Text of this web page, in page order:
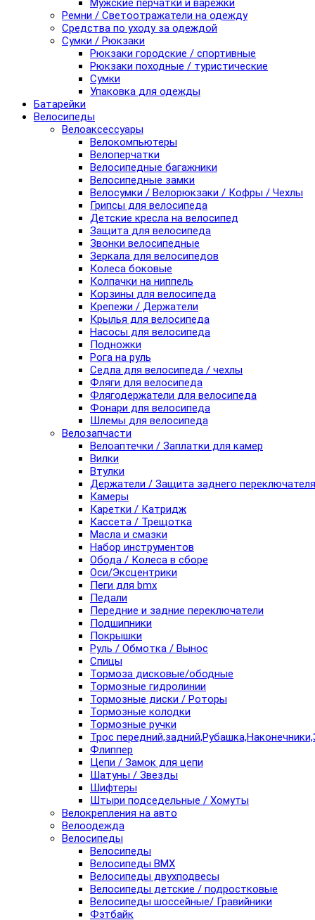
Мужские перчатки и варежки
Ремни / Светоотражатели на одежду
Средства по уходу за одеждой
Сумки / Рюкзаки
Рюкзаки городские / спортивные
Рюкзаки походные / туристические
Сумки
Упаковка для одежды
Батарейки
Велосипеды
Велоаксессуары
Велокомпьютеры
Велоперчатки
Велосипедные багажники
Велосипедные замки
Велосумки / Велорюкзаки / Кофры / Чехлы
Грипсы для велосипеда
Детские кресла на велосипед
Защита для велосипеда
Звонки велосипедные
Зеркала для велосипедов
Колеса боковые
Колпачки на ниппель
Корзины для велосипеда
Крепежи / Держатели
Крылья для велосипеда
Насосы для велосипеда
Подножки
Рога на руль
Седла для велосипеда / чехлы
Фляги для велосипеда
Флягодержатели для велосипеда
Фонари для велосипеда
Шлемы для велосипеда
Велозапчасти
Велоаптечки / Заплатки для камер
Вилки
Втулки
Держатели / Защита заднего переключателя
Камеры
Каретки / Катридж
Кассета / Трещотка
Масла и смазки
Набор инструментов
Обода / Колеса в сборе
Оси/Эксцентрики
Пеги для bmx
Педали
Передние и задние переключатели
Подшипники
Покрышки
Руль / Обмотка / Вынос
Спицы
Тормоза дисковые/ободные
Тормозные гидролинии
Тормозные диски / Роторы
Тормозные колодки
Тормозные ручки
Трос
Флиппер
Цепи / Замок для цепи
Шатуны / Звезды
Шифтеры
Штыри подседельные / Хомуты
Велокрепления на авто
Велоодежда
Велосипеды
Велосипеды
Велосипеды BMX
Велосипеды двухподвесы
Велосипеды детские / подростковые
Велосипеды шоссейные/ Гравийники
Фэтбайк